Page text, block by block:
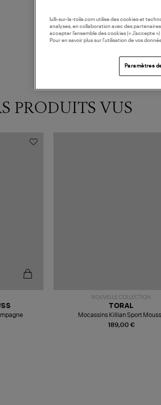
PRODUITS VUS
NOUVELLE COLLECTION
189,00 €
TORAL
Mocassins Killian Sport
lulli-sur-la-toile.com utilise des cookies et
analyses, en collaboration avec des
accepter l’ensemble des cookies (« J’accepte
Pour en savoir plus sur l’utilisation de vos
Paramètres